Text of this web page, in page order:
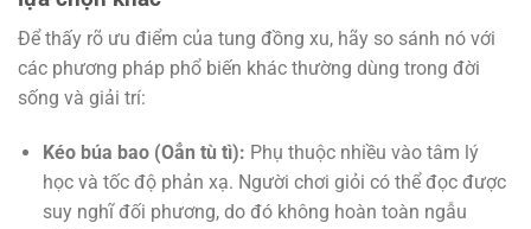
Để thấy rõ ưu điểm của tung đồng xu, hãy so sánh nó với
các phương pháp phổ biến khác thường dùng trong đời
sống và giải trí:
Kéo búa bao (Oẳn tù tì): Phụ thuộc nhiều vào tâm lý
học và tốc độ phản xạ. Người chơi giỏi có thể đọc được
suy nghĩ đối phương, do đó không hoàn toàn ngẫu